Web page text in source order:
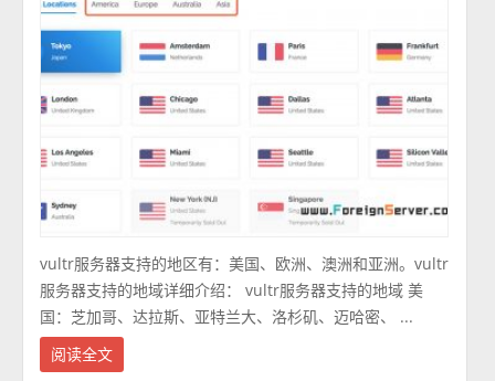
vultr服务器支持的地区有：美国、欧洲、澳洲和亚洲。vultr
服务器支持的地域详细介绍： vultr服务器支持的地域 美
国：芝加哥、达拉斯、亚特兰大、洛杉矶、迈哈密、 ...
阅读全文